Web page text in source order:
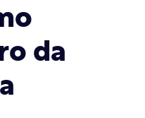
da